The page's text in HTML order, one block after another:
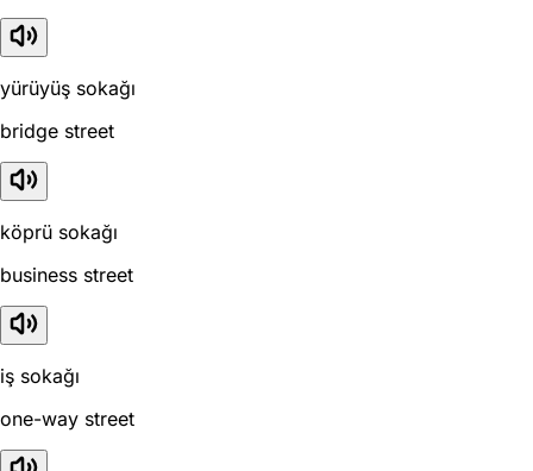
yürüyüş sokağı
bridge street
köprü sokağı
business street
iş sokağı
one-way street